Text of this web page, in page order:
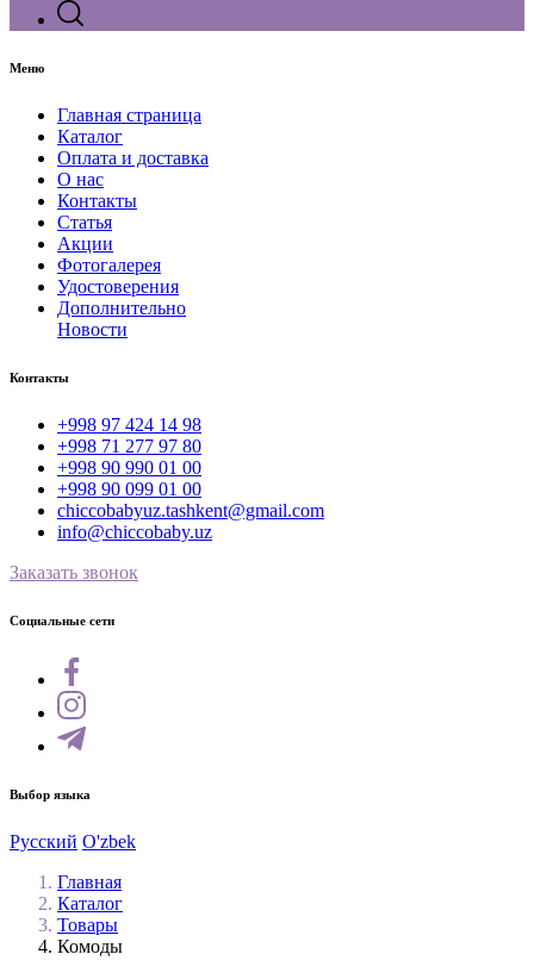
Меню
Главная страница
Каталог
Оплата и доставка
О нас
Контакты
Статья
Акции
Фотогалерея
Удостоверения
Дополнительно
Новости
Контакты
+998 97 424 14 98
+998 71 277 97 80
+998 90 990 01 00
+998 90 099 01 00
chiccobabyuz.tashkent@gmail.com
info@chiccobaby.uz
Заказать звонок
Социальные сети
Выбор языка
Русский O'zbek
Главная
Каталог
Товары
Комоды